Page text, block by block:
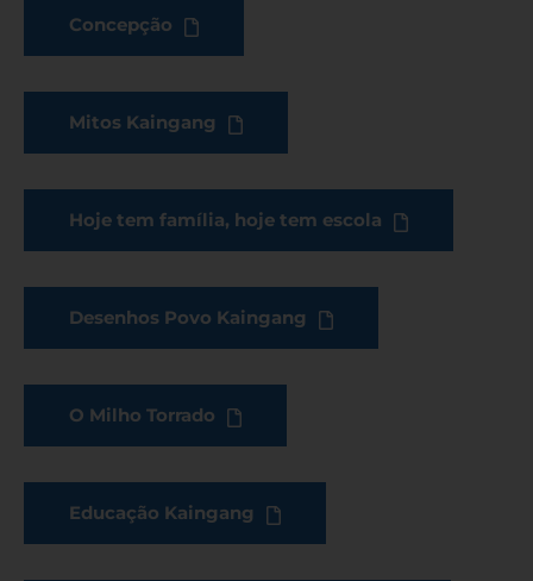
Concepção
Mitos Kaingang
Hoje tem família, hoje tem escola
Desenhos Povo Kaingang
O Milho Torrado
Educação Kaingang